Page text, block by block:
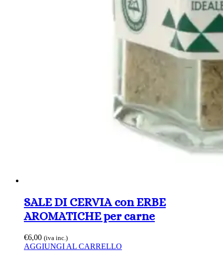
SALE DI CERVIA con ERBE
AROMATICHE per carne
€6,00 (iva inc.)
AGGIUNGI AL CARRELLO